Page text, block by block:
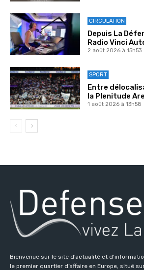
CIRCULATION
Depuis La
Radio Vinci
2 août 2026 à 15h53
SPORT
Entre
la Plenitude
1 août 2026 à 13h58
Bienvenue sur le site d’actualité et
le premier quartier d’affaire en Europe, situé